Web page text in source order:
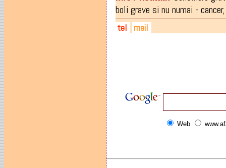
boli grave si nu numai -
tel mail
Web